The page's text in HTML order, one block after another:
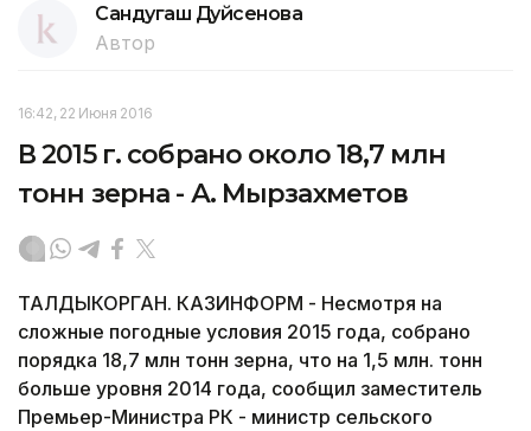
Сандугаш Дуйсенова
Автор
16:42, 22 Июня 2016
В 2015 г. собрано около 18,7 млн
тонн зерна - А. Мырзахметов
ТАЛДЫКОРГАН. КАЗИНФОРМ - Несмотря на
сложные погодные условия 2015 года, собрано
порядка 18,7 млн тонн зерна, что на 1,5 млн. тонн
больше уровня 2014 года, сообщил заместитель
Премьер-Министра РК - министр сельского